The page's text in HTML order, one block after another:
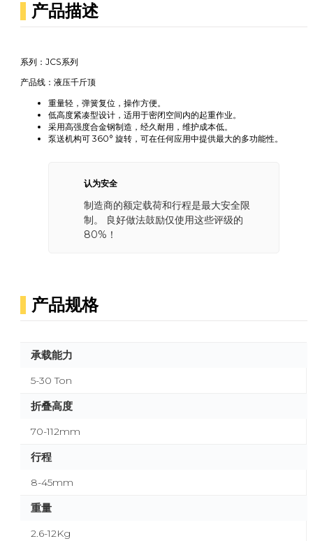
产品描述
系列：JCS系列
产品线：液压千斤顶
重量轻，弹簧复位，操作方便。
低高度紧凑型设计，适用于密闭空间内的起重作业。
采用高强度合金钢制造，经久耐用，维护成本低。
泵送机构可 360° 旋转，可在任何应用中提供最大的多功能性。
认为安全
制造商的额定载荷和行程是最大安全限
制。 良好做法鼓励仅使用这些评级的
80%！
产品规格
承载能力
5-30 Ton
折叠高度
70-112mm
行程
8-45mm
重量
2.6-12Kg